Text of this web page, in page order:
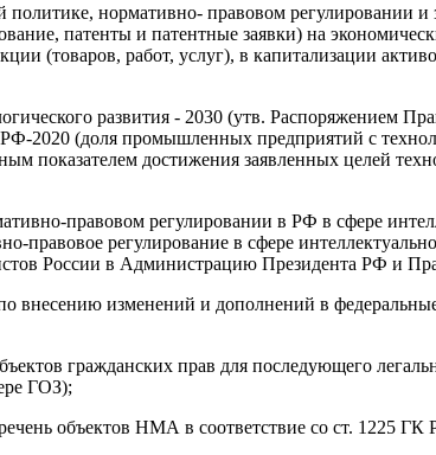
нормативно- правовом регулировании
патенты и патентные заявки) на
(товаров, работ, услуг), в капитализации
развития - 2030 (утв. Распоряжением
2020 (доля промышленных предприятий с
достижения заявленных целей
правовом регулировании в РФ в сфере
правовое регулирование в сфере
России в Администрацию Президента РФ и
внесению изменений и дополнений в
гражданских прав для последующего
ГОЗ);
объектов НМА в соответствие со ст. 1225 ГК